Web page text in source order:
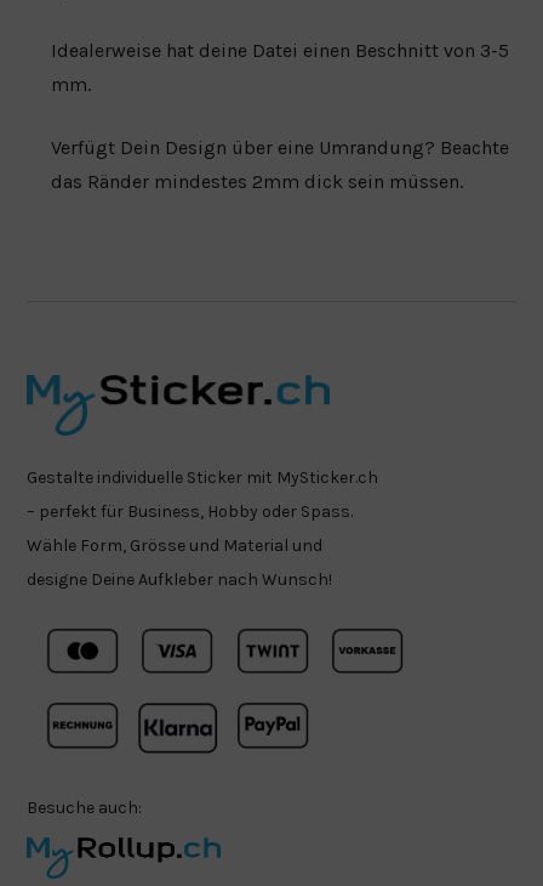
Idealerweise hat deine Datei einen Beschnitt von 3-5
mm.
Verfügt Dein Design über eine Umrandung? Beachte
das Ränder mindestes 2mm dick sein müssen.
Gestalte individuelle Sticker mit MySticker.ch
– perfekt für Business, Hobby oder Spass.
Wähle Form, Grösse und Material und
designe Deine Aufkleber nach Wunsch!
Besuche auch: